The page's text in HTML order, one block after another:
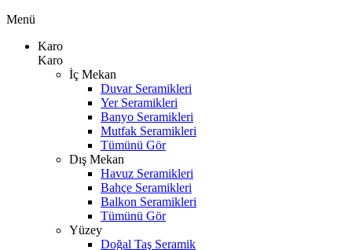
Menü
Karo
Karo
İç Mekan
Duvar Seramikleri
Yer Seramikleri
Banyo Seramikleri
Mutfak Seramikleri
Tümünü Gör
Dış Mekan
Havuz Seramikleri
Bahçe Seramikleri
Balkon Seramikleri
Tümünü Gör
Yüzey
Doğal Taş Seramik